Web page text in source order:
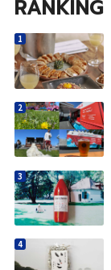
RANKING